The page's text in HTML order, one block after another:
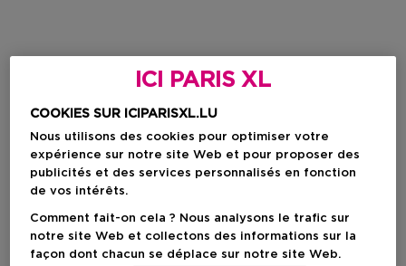
ICI PARIS XL
COOKIES SUR ICIPARISXL.LU
Nous utilisons des cookies pour optimiser votre
expérience sur notre site Web et pour proposer des
publicités et des services personnalisés en fonction
de vos intérêts.
Comment fait-on cela ? Nous analysons le trafic sur
notre site Web et collectons des informations sur la
façon dont chacun se déplace sur notre site Web.